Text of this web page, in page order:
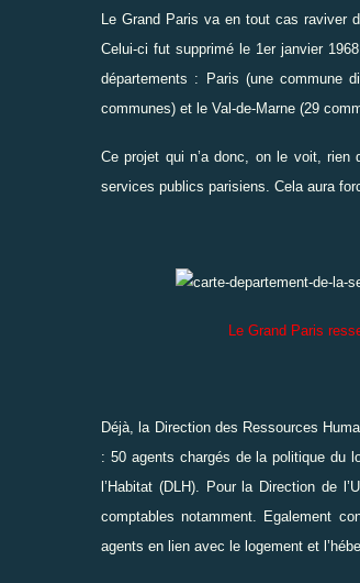
Le Grand Paris va en tout cas raviver
Celui-ci fut supprimé le 1er janvier 1968
départements :
Paris (une commune
communes) et le Val-de-Marne (29
Ce projet qui n’a donc, on le voit,
services publics parisiens. Cela aura
Le Grand Paris
Déjà, la Direction des Ressources
: 50 agents chargés de la politique du
l’Habitat (DLH). Pour la Direction de
comptables notamment. Egalement
agents en lien avec le logement et